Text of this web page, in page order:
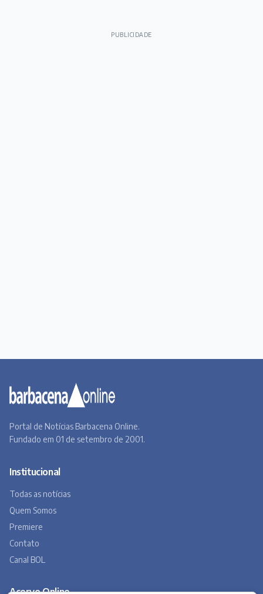
PUBLICIDADE
Portal de Notícias Barbacena Online.
Fundado em 01 de setembro de 2001.
Institucional
Todas as notícias
Quem Somos
Premiere
Contato
Canal BOL
Acervo Online